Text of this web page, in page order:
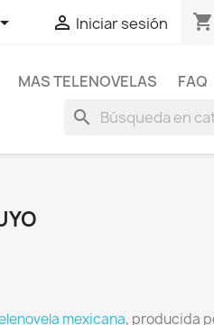
 Iniciar sesión shopping_cart
MAS TELENOVELAS FAQ
search
mexicana, producida